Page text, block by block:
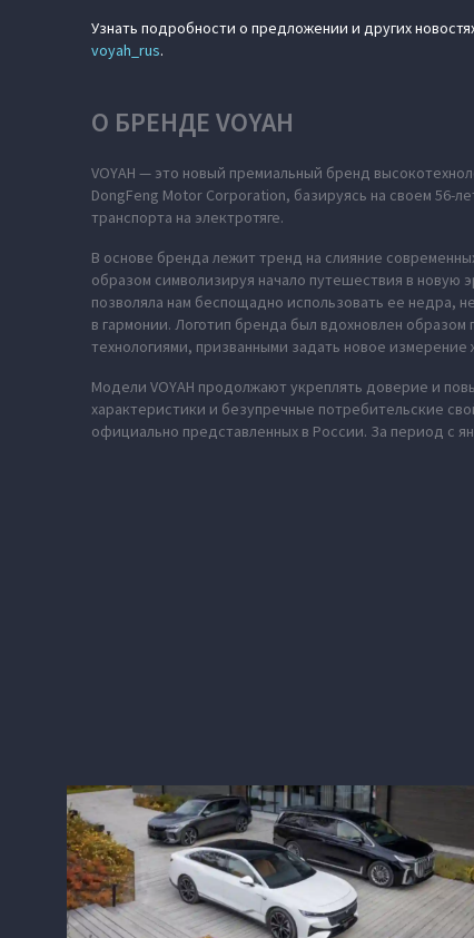
Узнать подробности о предложении и других
voyah_rus.
О БРЕНДЕ VOYAH
VOYAH — это новый премиальный бренд
DongFeng Motor Corporation, базируясь на своем 56-
транспорта на электротяге.
В основе бренда лежит тренд на слияние
образом символизируя начало путешествия в новую
позволяла нам беспощадно использовать ее недра,
в гармонии. Логотип бренда был вдохновлен
технологиями, призванными задать новое
Модели VOYAH продолжают укреплять доверие и
характеристики и безупречные потребительские
официально представленных в России. За период с